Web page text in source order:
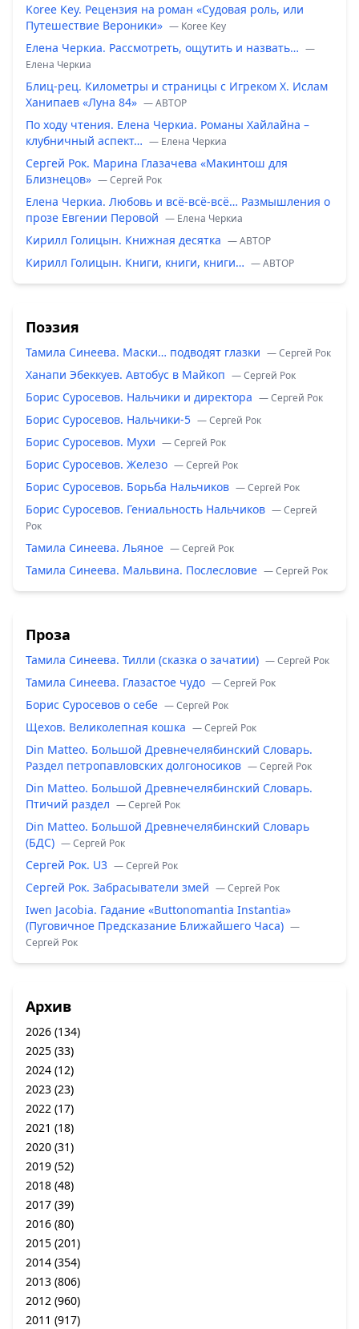
Koree Key. Рецензия на роман «Судовая роль, или
Путешествие Вероники» — Koree Key
Елена Черкиа. Рассмотреть, ощутить и назвать… —
Елена Черкиа
Блиц-рец. Километры и страницы с Игреком Х. Ислам
Ханипаев «Луна 84» — ABTOP
По ходу чтения. Елена Черкиа. Романы Хайлайна –
клубничный аспект… — Елена Черкиа
Сергей Рок. Марина Глазачева «Макинтош для
Близнецов» — Сергей Рок
Елена Черкиа. Любовь и всё-всё-всё… Размышления о
прозе Евгении Перовой — Елена Черкиа
Кирилл Голицын. Книжная десятка — ABTOP
Кирилл Голицын. Книги, книги, книги… — ABTOP
Поэзия
Тамила Синеева. Маски… подводят глазки — Сергей Рок
Ханапи Эбеккуев. Автобус в Майкоп — Сергей Рок
Борис Суросевов. Нальчики и директора — Сергей Рок
Борис Суросевов. Нальчики-5 — Сергей Рок
Борис Суросевов. Мухи — Сергей Рок
Борис Суросевов. Железо — Сергей Рок
Борис Суросевов. Борьба Нальчиков — Сергей Рок
Борис Суросевов. Гениальность Нальчиков — Сергей
Рок
Тамила Синеева. Льяное — Сергей Рок
Тамила Синеева. Мальвина. Послесловие — Сергей Рок
Проза
Тамила Синеева. Тилли (сказка о зачатии) — Сергей Рок
Тамила Синеева. Глазастое чудо — Сергей Рок
Борис Суросевов о себе — Сергей Рок
Щехов. Великолепная кошка — Сергей Рок
Din Matteo. Большой Древнечелябинский Словарь.
Раздел петропавловских долгоносиков — Сергей Рок
Din Matteo. Большой Древнечелябинский Словарь.
Птичий раздел — Сергей Рок
Din Matteo. Большой Древнечелябинский Словарь
(БДС) — Сергей Рок
Сергей Рок. U3 — Сергей Рок
Сергей Рок. Забрасыватели змей — Сергей Рок
Iwen Jacobia. Гадание «Buttonomantia Instantia»
(Пуговичное Предсказание Ближайшего Часа) —
Сергей Рок
Архив
2026 (134)
2025 (33)
2024 (12)
2023 (23)
2022 (17)
2021 (18)
2020 (31)
2019 (52)
2018 (48)
2017 (39)
2016 (80)
2015 (201)
2014 (354)
2013 (806)
2012 (960)
2011 (917)